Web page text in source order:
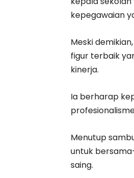
kepegawaian
Meski
figur terbaik
kinerja.
Ia berharap
Menutup
untuk
saing.